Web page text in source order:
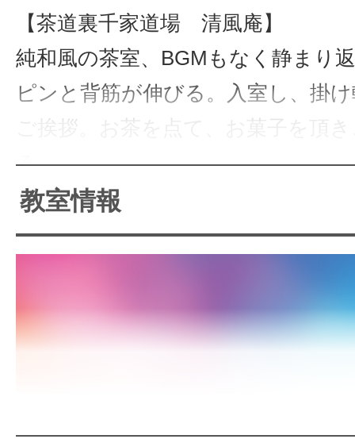
【茶道裏千家道場 清風庵】
純和風の茶室、BGMもなく静まり
ピンと背筋が伸びる。入室し、掛
ご挨拶。お茶を点て、お菓子を頂
る。
礼で始まり、礼で終わる。そんな
感じる静かな時間は、日々の忙し
っていると、忘れかけていた和の
はず。
教室情報